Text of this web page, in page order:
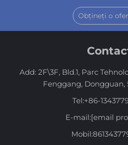
Obțineți o
Add: 2F\3F, Bld.1, Parc
Fenggang, Dongguan,
Tel:+86-
E-mail:[email
Mobil: